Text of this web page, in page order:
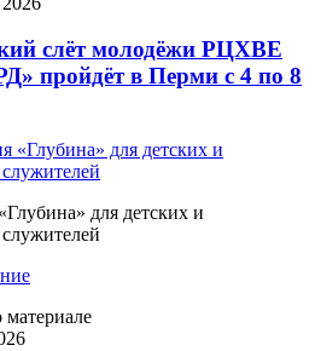
слёт молодёжи РЦХВЕ
пройдёт в Перми с 4 по 8
для детских и